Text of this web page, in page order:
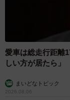
愛車は総走行距離
しい方が居たら
まいどなトピック
2026.08.06